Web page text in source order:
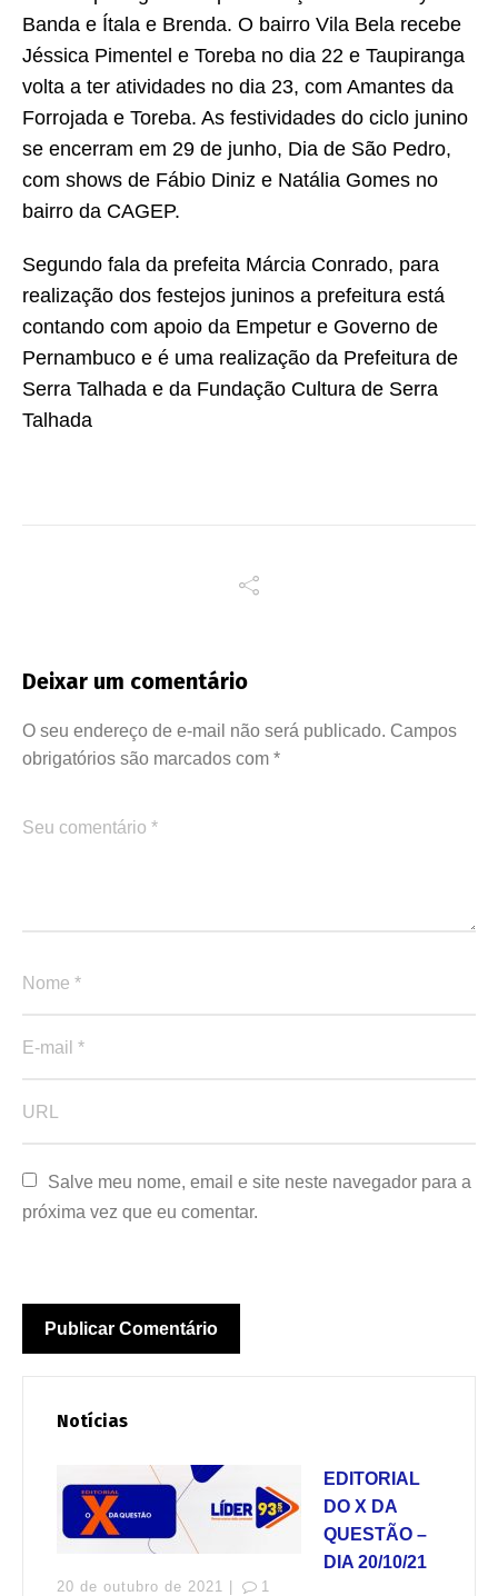
Banda e Ítala e Brenda. O bairro Vila Bela recebe
Jéssica Pimentel e Toreba no dia 22 e Taupiranga
volta a ter atividades no dia 23, com Amantes da
Forrojada e Toreba. As festividades do ciclo junino
se encerram em 29 de junho, Dia de São Pedro,
com shows de Fábio Diniz e Natália Gomes no
bairro da CAGEP.
Segundo fala da prefeita Márcia Conrado, para
realização dos festejos juninos a prefeitura está
contando com apoio da Empetur e Governo de
Pernambuco e é uma realização da Prefeitura de
Serra Talhada e da Fundação Cultura de Serra
Talhada
Deixar um comentário
O seu endereço de e-mail não será publicado. Campos
obrigatórios são marcados com *
Salve meu nome, email e site neste navegador para a
próxima vez que eu comentar.
Notícias
EDITORIAL
DO X DA
QUESTÃO –
DIA 20/10/21
20 de outubro de 2021 | 1